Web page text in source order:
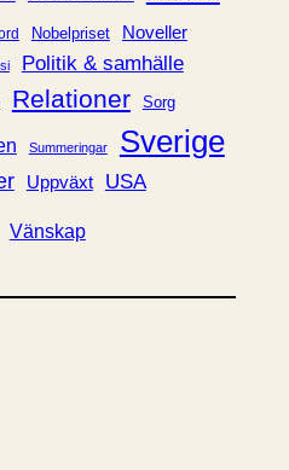
Nobelpriset Noveller
Politik & samhälle
Relationer Sorg
Summeringar Sverige
Uppväxt USA
Vänskap